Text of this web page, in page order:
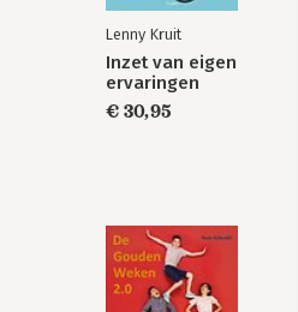
Lenny Kruit
Inzet van eigen
ervaringen
€ 30,95